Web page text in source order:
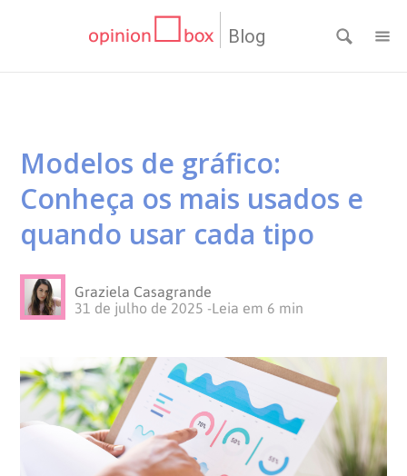
Blog
Modelos de gráfico:
Conheça os mais usados e
quando usar cada tipo
Graziela Casagrande
31 de julho de 2025 -Leia em 6 min
CATEGORIAS
Dicas
Customer
Experience
No
Opinion
Recentes
DE
MATERIAIS
O
OPINION
SOLUÇÕES
Pesquisas
Customizadas
Plataforma
CONTATO